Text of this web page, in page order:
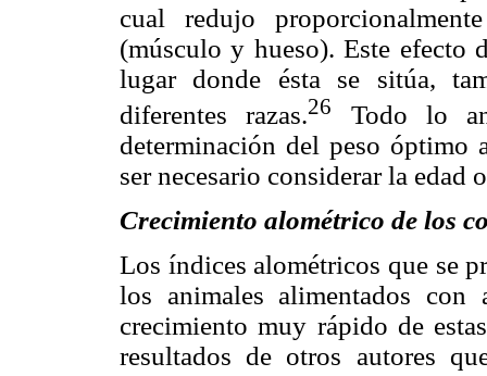
cual redujo
(músculo y hueso). Este efecto
lugar donde ésta se sitúa,
diferentes razas.26
Todo lo
determinación del peso óptimo
ser necesario considerar la edad
Crecimiento alométrico de los
Los índices alométricos que se
los animales alimentados
crecimiento muy rápido de
resultados de otros autores